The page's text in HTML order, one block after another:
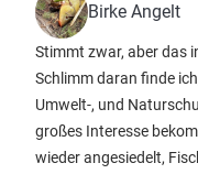
Birke Angelt
Stimmt zwar, aber das
Schlimm daran finde
Umwelt-, und
großes Interesse
wieder angesiedelt,